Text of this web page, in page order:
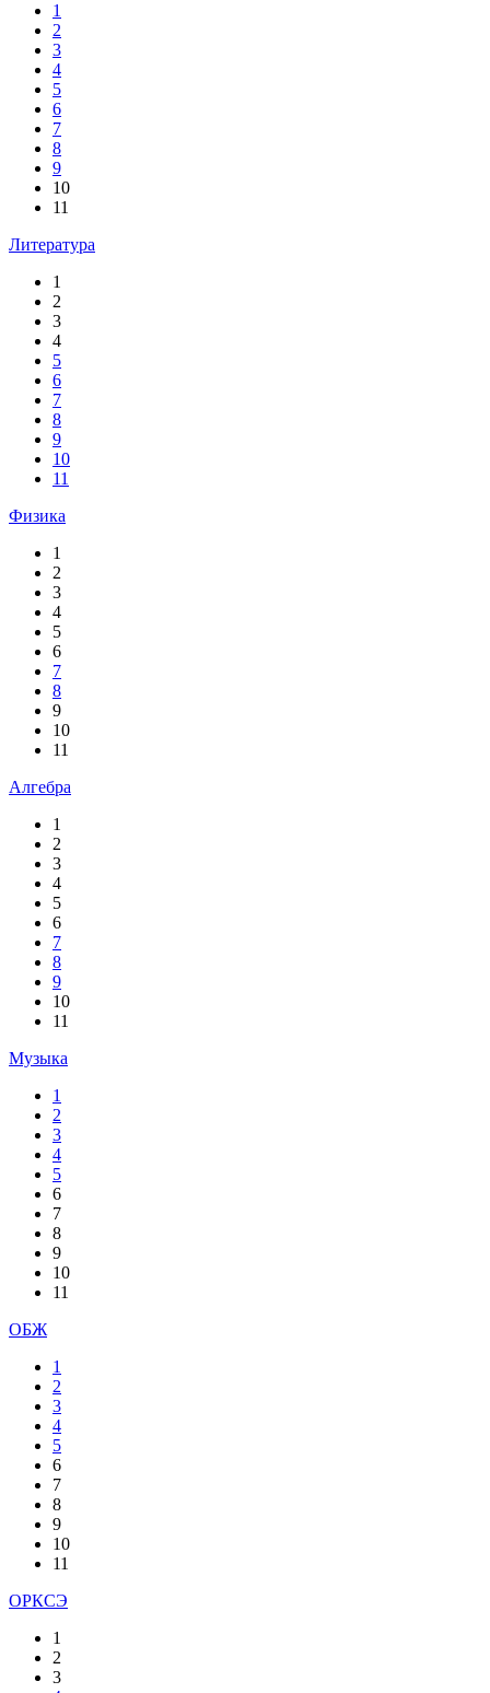
1
2
3
4
5
6
7
8
9
10
11
Литература
1
2
3
4
5
6
7
8
9
10
11
Физика
1
2
3
4
5
6
7
8
9
10
11
Алгебра
1
2
3
4
5
6
7
8
9
10
11
Музыка
1
2
3
4
5
6
7
8
9
10
11
ОБЖ
1
2
3
4
5
6
7
8
9
10
11
ОРКСЭ
1
2
3